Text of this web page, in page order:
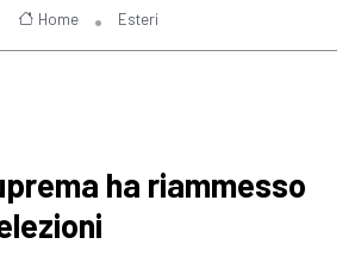
Home Esteri
ha riammesso